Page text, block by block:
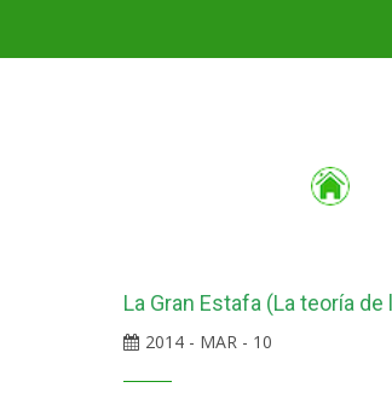
La Gran Estafa (La teoría
2014 - MAR - 10